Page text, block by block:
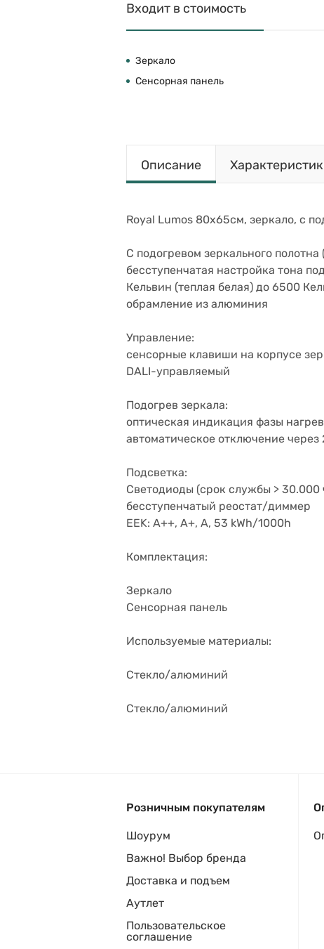
Входит в стоимость
Зеркало
Сенсорная панель
Описание
Royal Lumos 80х65см, зеркало, с
С подогревом зеркального полотна
бесступенчатая настройка тона
Кельвин (теплая белая) до 6500
обрамление из алюминия
Управление:
сенсорные клавиши на корпусе
DALI-управляемый
Подогрев зеркала:
оптическая индикация фазы
автоматическое отключение через
Подсветка:
Светодиоды (срок службы > 30.000
бесступенчатый реостат/диммер
EEK: A++, A+, A, 53 kWh/1000h
Комплектация:
Зеркало
Сенсорная панель
Используемые материалы:
Стекло/алюминий
Стекло/алюминий
Розничным покупателям
Шоурум
Важно! Выбор бренда
Доставка и подъем
Аутлет
Пользовательское
соглашение